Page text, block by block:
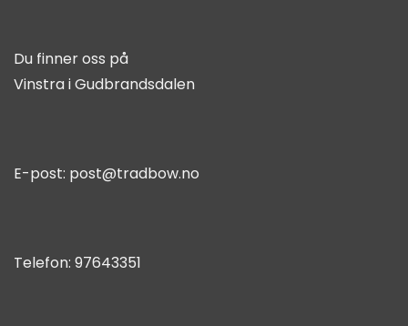
Du finner oss på
Vinstra i Gudbrandsdalen
E-post: post@tradbow.no
Telefon: 97643351